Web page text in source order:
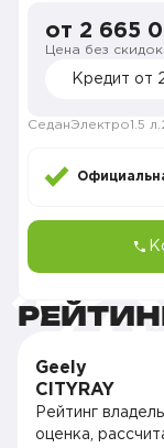
от 2 665
Цена без скидок
Кредит от
СеданЭлектро1.5 л.
Geely
CITYRAY
Рейтинг
оценка,